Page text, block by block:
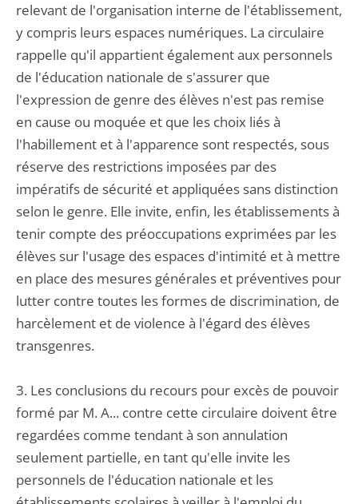
relevant de l'organisation interne de l'établissement,
y compris leurs espaces numériques. La circulaire
rappelle qu'il appartient également aux personnels
de l'éducation nationale de s'assurer que
l'expression de genre des élèves n'est pas remise
en cause ou moquée et que les choix liés à
l'habillement et à l'apparence sont respectés, sous
réserve des restrictions imposées par des
impératifs de sécurité et appliquées sans distinction
selon le genre. Elle invite, enfin, les établissements à
tenir compte des préoccupations exprimées par les
élèves sur l'usage des espaces d'intimité et à mettre
en place des mesures générales et préventives pour
lutter contre toutes les formes de discrimination, de
harcèlement et de violence à l'égard des élèves
transgenres.
3. Les conclusions du recours pour excès de pouvoir
formé par M. A... contre cette circulaire doivent être
regardées comme tendant à son annulation
seulement partielle, en tant qu'elle invite les
personnels de l'éducation nationale et les